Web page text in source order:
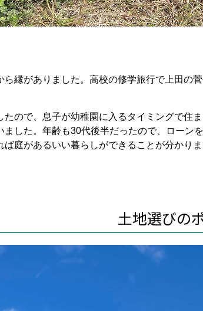
縁がありました。高校の修学旅行で上田の
ので、息子が幼稚園に入るタイミングで住ま
した。年齢も30代後半だったので、ローン
庭があるいい暮らしができることが分かり
土地選びの